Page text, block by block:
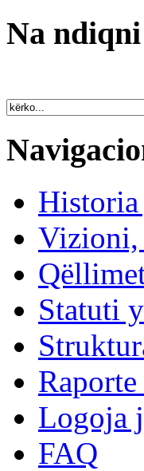
Na ndiqni
Vizioni,
Statuti
Logoja
FAQ